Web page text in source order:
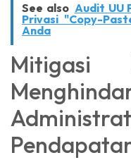
See also Audit UU
Privasi "Copy-
Anda
Mitigasi